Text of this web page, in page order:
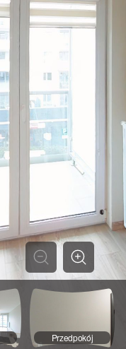
Przedpokój